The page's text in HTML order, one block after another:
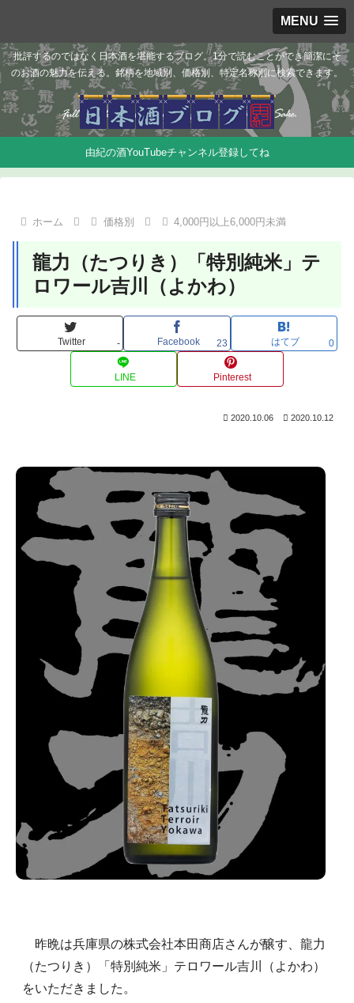
MENU
批評するのではなく日本酒を堪能するブログ。1分で読むことができ簡潔にそ
のお酒の魅力を伝える。銘柄を地域別、価格別、特定名称別に検索できます。
由紀の酒YouTubeチャンネル登録してね
ホーム 価格別 4,000円以上6,000円未満
龍力（たつりき）「特別純米」テ
ロワール吉川（よかわ）
Twitter - Facebook 23 はてブ 0
LINE Pinterest
2020.10.06 2020.10.12
昨晩は兵庫県の株式会社本田商店さんが醸す、龍力
（たつりき）「特別純米」テロワール吉川（よかわ）
をいただきました。